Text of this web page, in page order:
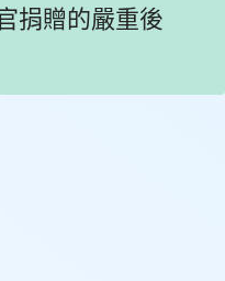
捐贈的嚴重後